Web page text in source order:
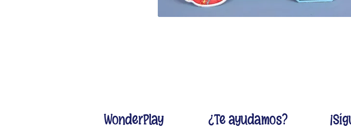
WonderPlay ¿Te ayudamos?